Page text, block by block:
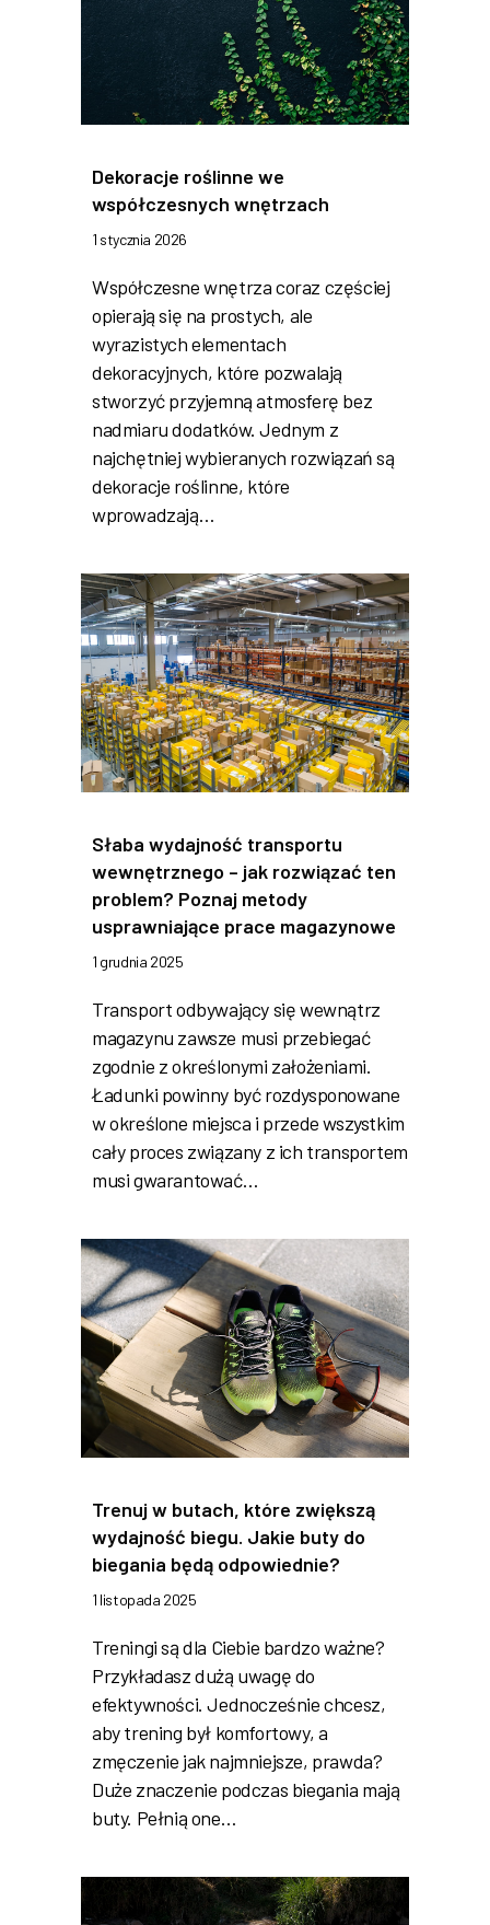
Dekoracje roślinne we
współczesnych wnętrzach
1 stycznia 2026
Współczesne wnętrza coraz częściej
opierają się na prostych, ale
wyrazistych elementach
dekoracyjnych, które pozwalają
stworzyć przyjemną atmosferę bez
nadmiaru dodatków. Jednym z
najchętniej wybieranych rozwiązań są
dekoracje roślinne, które
wprowadzają…
Słaba wydajność transportu
wewnętrznego – jak rozwiązać ten
problem? Poznaj metody
usprawniające prace magazynowe
1 grudnia 2025
Transport odbywający się wewnątrz
magazynu zawsze musi przebiegać
zgodnie z określonymi założeniami.
Ładunki powinny być rozdysponowane
w określone miejsca i przede wszystkim
cały proces związany z ich transportem
musi gwarantować…
Trenuj w butach, które zwiększą
wydajność biegu. Jakie buty do
biegania będą odpowiednie?
1 listopada 2025
Treningi są dla Ciebie bardzo ważne?
Przykładasz dużą uwagę do
efektywności. Jednocześnie chcesz,
aby trening był komfortowy, a
zmęczenie jak najmniejsze, prawda?
Duże znaczenie podczas biegania mają
buty. Pełnią one…